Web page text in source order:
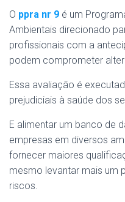
O ppra nr 9 é um
Ambientais direcionado
profissionais com a
podem comprometer
Essa avaliação é
prejudiciais à saúde dos
E alimentar um banco de
empresas em diversos
fornecer maiores
mesmo levantar mais um
riscos.